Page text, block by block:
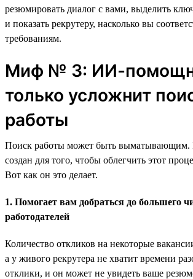
резюмировать диалог с вами, выделить
и показать рекрутеру, насколько вы
требованиям.
Миф № 3: ИИ-
только усложнит
работы
Поиск работы может быть
создан для того, чтобы облегчить этот
Вот как он это делает.
1. Помогает вам добраться до большего
работодателей
Количество откликов на некоторые
а у живого рекрутера не хватит времени
отклики, и он может не увидеть ваше